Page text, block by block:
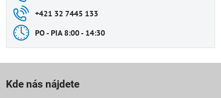
+421 32 7445 133
PO - PIA 8:00 - 14:30
Kde nás nájdete